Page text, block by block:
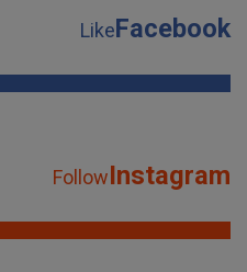
LikeFacebook
FollowInstagram